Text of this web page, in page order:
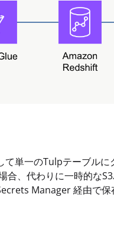
単一のTulpテーブル
、代わりに一時的な
Manager 経由で保